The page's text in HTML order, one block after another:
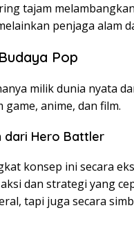
tajam
penjaga alam
Pop
milik dunia nyata
anime, dan film.
dari Hero Battler
konsep ini secara
dan strategi yang
tapi juga secara